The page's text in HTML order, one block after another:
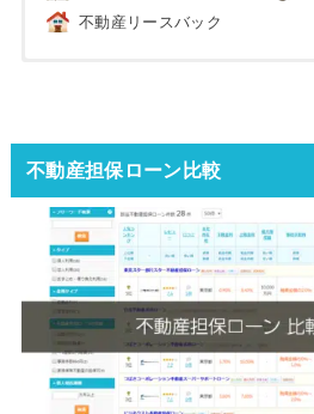
不動産リースバック
不動産担保ローン比較